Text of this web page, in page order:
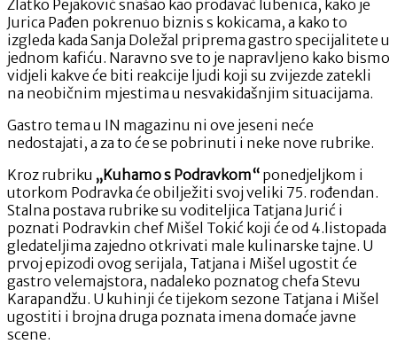
Zlatko Pejaković snašao kao prodavač lubenica, kako je
Jurica Pađen pokrenuo biznis s kokicama, a kako to
izgleda kada Sanja Doležal priprema gastro specijalitete u
jednom kafiću. Naravno sve to je napravljeno kako bismo
vidjeli kakve će biti reakcije ljudi koji su zvijezde zatekli
na neobičnim mjestima u nesvakidašnjim situacijama.
Gastro tema u IN magazinu ni ove jeseni neće
nedostajati, a za to će se pobrinuti i neke nove rubrike.
Kroz rubriku „Kuhamo s Podravkom“ ponedjeljkom i
utorkom Podravka će obilježiti svoj veliki 75. rođendan.
Stalna postava rubrike su voditeljica Tatjana Jurić i
poznati Podravkin chef Mišel Tokić koji će od 4.listopada
gledateljima zajedno otkrivati male kulinarske tajne. U
prvoj epizodi ovog serijala, Tatjana i Mišel ugostit će
gastro velemajstora, nadaleko poznatog chefa Stevu
Karapandžu. U kuhinji će tijekom sezone Tatjana i Mišel
ugostiti i brojna druga poznata imena domaće javne
scene.